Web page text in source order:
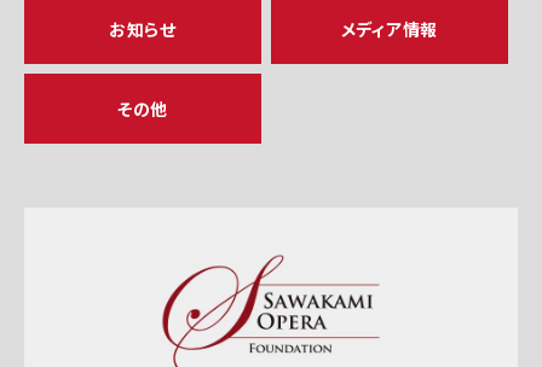
お知らせ メディア情報
その他